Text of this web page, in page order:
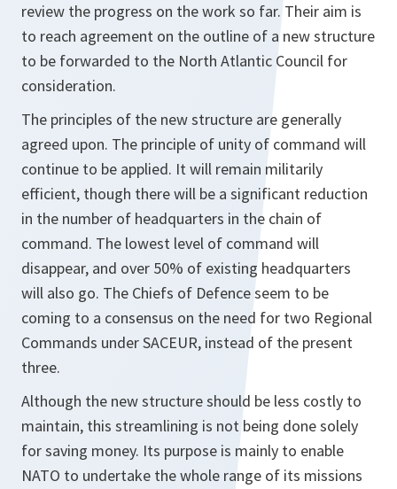
review the progress on the work so far. Their aim is
to reach agreement on the outline of a new structure
to be forwarded to the North Atlantic Council for
consideration.
The principles of the new structure are generally
agreed upon. The principle of unity of command will
continue to be applied. It will remain militarily
efficient, though there will be a significant reduction
in the number of headquarters in the chain of
command. The lowest level of command will
disappear, and over 50% of existing headquarters
will also go. The Chiefs of Defence seem to be
coming to a consensus on the need for two Regional
Commands under SACEUR, instead of the present
three.
Although the new structure should be less costly to
maintain, this streamlining is not being done solely
for saving money. Its purpose is mainly to enable
NATO to undertake the whole range of its missions